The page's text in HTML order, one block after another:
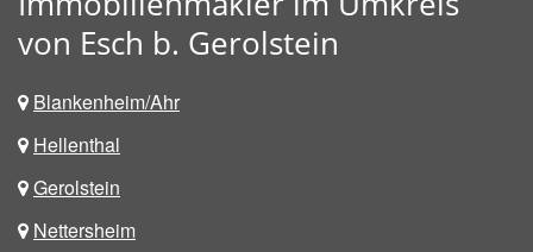
von Esch b. Gerolstein
Blankenheim/Ahr
Hellenthal
Gerolstein
Nettersheim